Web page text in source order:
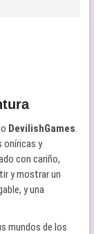
DevilishGames.
oníricas y
con cariño,
y mostrar un
y una
mundos de los